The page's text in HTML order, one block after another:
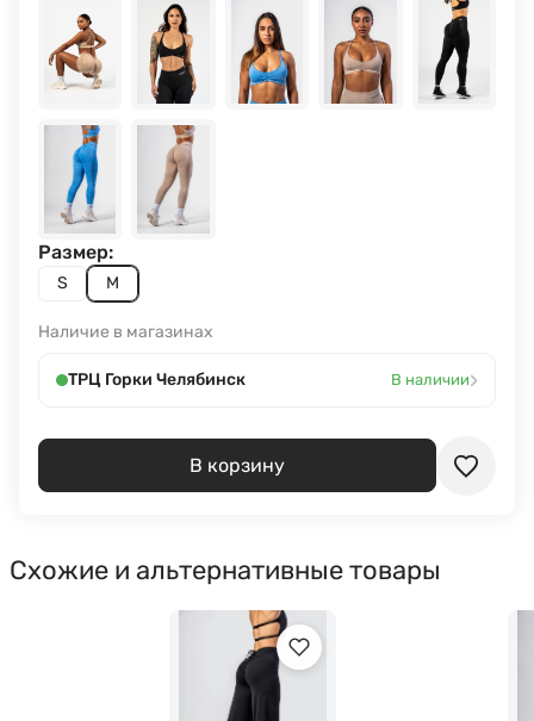
S M
Размер:
Наличие в магазинах
ТРЦ Горки Челябинск В наличии›
В корзину
Схожие и альтернативные товары